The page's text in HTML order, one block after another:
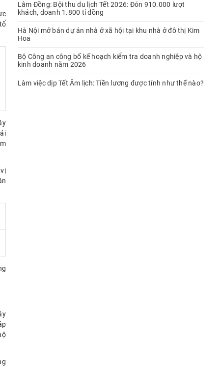
Lâm Đồng: Bội thu du lịch Tết 2026: Đón 910.000 lượt
khách, doanh 1.800 tỉ đồng
Hà Nội mở bán dự án nhà ở xã hội tại khu nhà ở đô thị Kim
Hoa
Bộ Công an công bố kế hoạch kiểm tra doanh nghiệp và hộ
kinh doanh năm 2026
Làm việc dịp Tết Âm lịch: Tiền lương được tính như thế nào?